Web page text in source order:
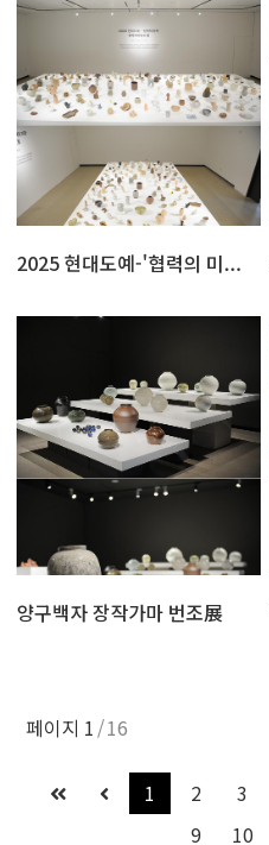
2025 현대도예-'협력의 미...
양구백자 장작가마 번조展
페이지 1 16
1 2 3
9
10